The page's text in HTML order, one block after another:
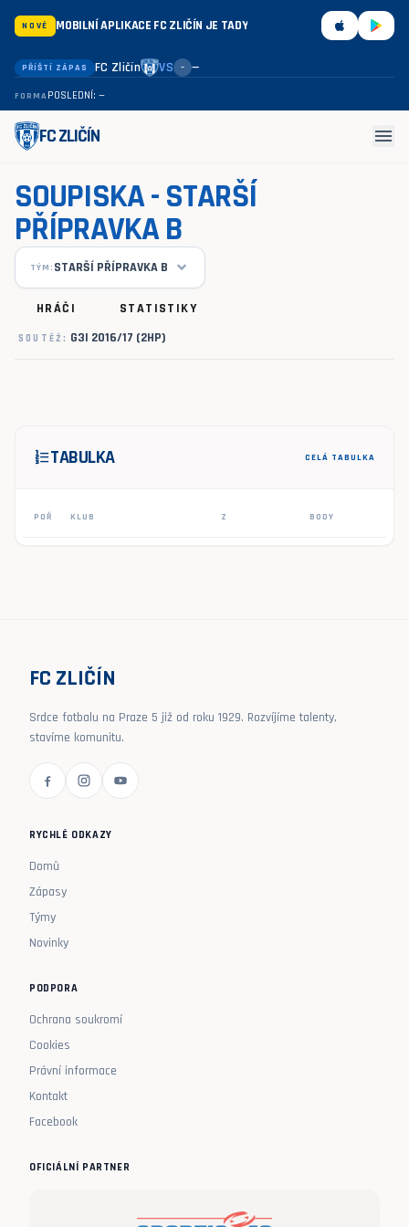
NOVÉ MOBILNÍ APLIKACE FC ZLIČÍN JE TADY
PŘÍŠTÍ ZÁPAS FC Zličín VS – —
FORMAPOSLEDNÍ: —
FC ZLIČÍN menu
SOUPISKA - STARŠÍ
PŘÍPRAVKA B
TÝM: STARŠÍ PŘÍPRAVKA B
HRÁČI STATISTIKY
SOUTĚŽ: G3I 2016/17 (2HP)
format_list_numberedTABULKA CELÁ TABULKA
POŘ KLUB Z BODY
FC ZLIČÍN
Srdce fotbalu na Praze 5 již od roku 1929. Rozvíjíme talenty,
stavíme komunitu.
RYCHLÉ ODKAZY
Domů
Zápasy
Týmy
Novinky
PODPORA
Ochrana soukromí
Cookies
Právní informace
Kontakt
Facebook
OFICIÁLNÍ PARTNER